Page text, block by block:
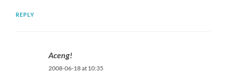
REPLY
Aceng!
2008-06-18 at 10:35